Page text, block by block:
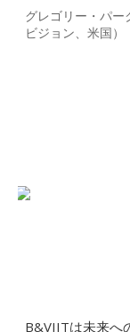
グレゴリー・パ
ビジョン、米国）
B&VIITは未来へ